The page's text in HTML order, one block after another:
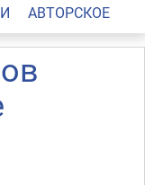
АВТОРСКОЕ